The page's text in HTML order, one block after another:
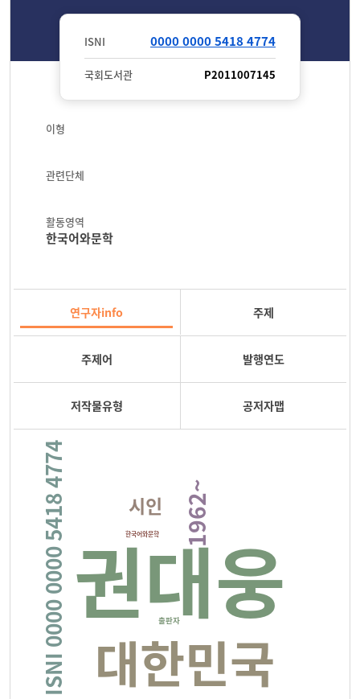
ISNI 0000 0000 5418 4774
국회도서관 P2011007145
이형
관련단체
활동영역
한국어와문학
연구자info 주제
주제어 발행연도
저작물유형 공저자맵
한국어와문학
출판자
시인
ISNI 0000 0000 5418 4774 1962~
대한민국
권대웅